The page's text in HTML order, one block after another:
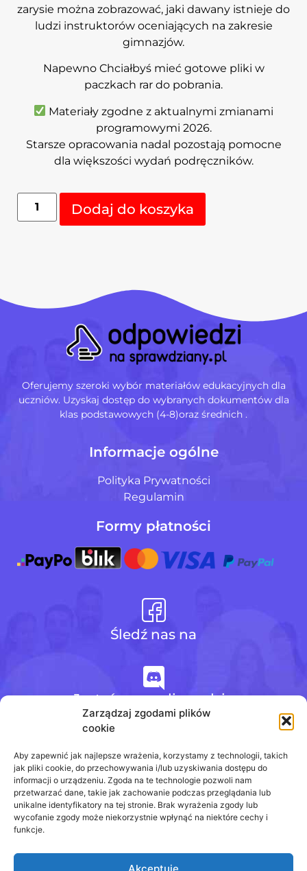
Zarządzaj zgodami plików
cookie
Aby zapewnić jak najlepsze wrażenia, korzystamy z technologii, takich
jak pliki cookie, do przechowywania i/lub uzyskiwania dostępu do
informacji o urządzeniu. Zgoda na te technologie pozwoli nam
przetwarzać dane, takie jak zachowanie podczas przeglądania lub
unikalne identyfikatory na tej stronie. Brak wyrażenia zgody lub
wycofanie zgody może niekorzystnie wpłynąć na niektóre cechy i
funkcje.
Akceptuję
zarysie można zobrazować, jaki dawany istnieje do
ludzi instruktorów oceniających na zakresie
gimnazjów.
Napewno Chciałbyś mieć gotowe pliki w
paczkach rar do pobrania.
Materiały zgodne z aktualnymi zmianami
programowymi 2026.
Starsze opracowania nadal pozostają pomocne
dla większości wydań podręczników.
Dodaj do koszyka
Oferujemy szeroki wybór materiałów edukacyjnych dla
uczniów. Uzyskaj dostęp do wybranych dokumentów dla
klas podstawowych (4-8)oraz średnich .
Informacje ogólne
Polityka Prywatności
Regulamin
Formy płatności
Śledź nas na
Jesteśmy na discordzie
+48 728 484 484
biuro@odpowiedzinasprawdziany.pl